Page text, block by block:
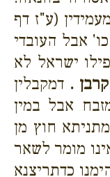
(ע"ז דף
אבל העובדי
ישראל לא
. דמקבלין
אבל במין
חוץ מן
מומר לשאר
כדתריצנא